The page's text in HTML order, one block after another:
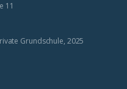
11
Grundschule, 2025